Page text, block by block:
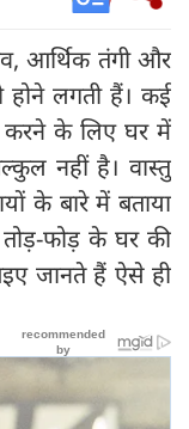
आर्थिक तंगी और
होने लगती हैं। कई
करने के लिए घर में
नहीं है। वास्तु
के बारे में बताया
फोड़ के घर की
जानते हैं ऐसे ही